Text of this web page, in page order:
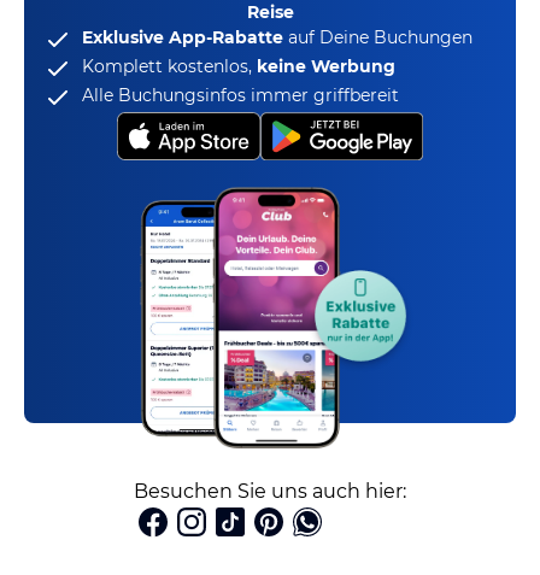
Reise
Exklusive App-Rabatte auf Deine Buchungen
Komplett kostenlos, keine Werbung
Alle Buchungsinfos immer griffbereit
Besuchen Sie uns auch hier: